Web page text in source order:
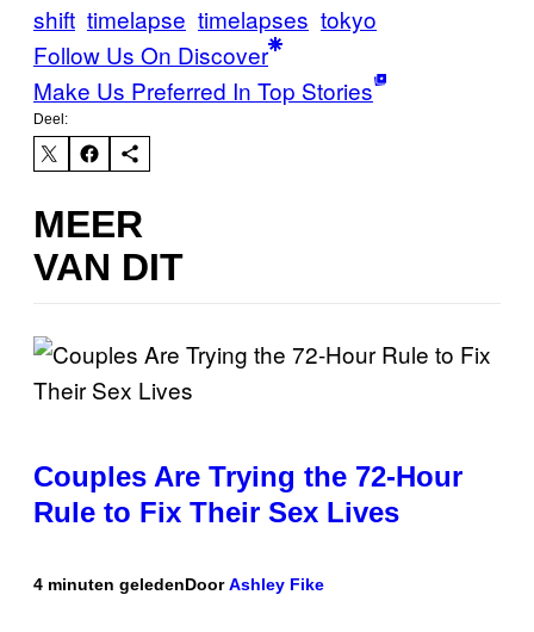
shift timelapse timelapses tokyo
Follow Us On Discover
Make Us Preferred In Top Stories
Deel:
MEER
VAN DIT
Couples Are Trying the 72-Hour
Rule to Fix Their Sex Lives
4 minuten geledenDoorAshley Fike